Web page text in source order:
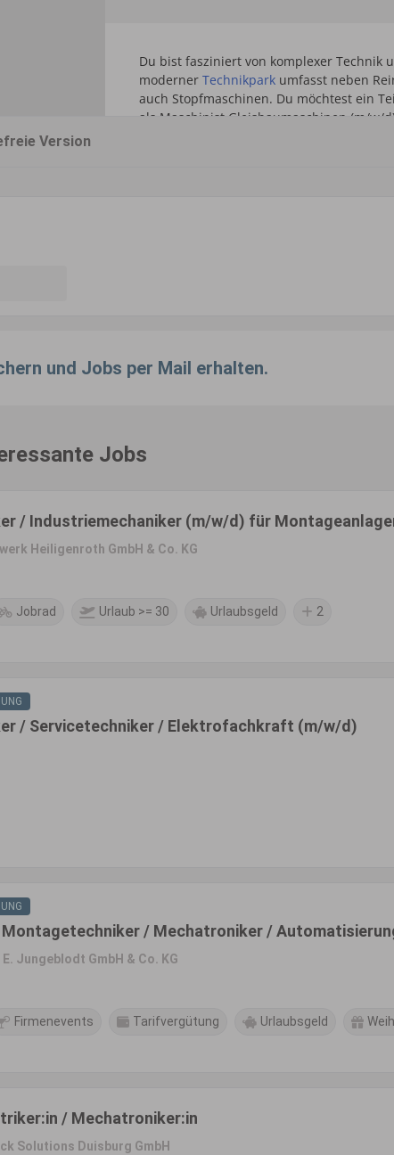
Version
und Jobs per Mail erhalten.
Jobs
/ Industriemechaniker (m/w/d) für
Heiligenroth GmbH & Co. KG
Jobrad Urlaub >= 30 Urlaubsgeld 2
/ Servicetechniker / Elektrofachkraft (m/w/d)
Montagetechniker / Mechatroniker /
E. Jungeblodt GmbH & Co. KG
Firmenevents Tarifvergütung Urlaubsgeld
/ Mechatroniker:in
Solutions Duisburg GmbH